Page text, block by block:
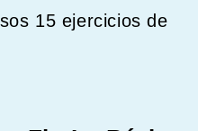
15 ejercicios de